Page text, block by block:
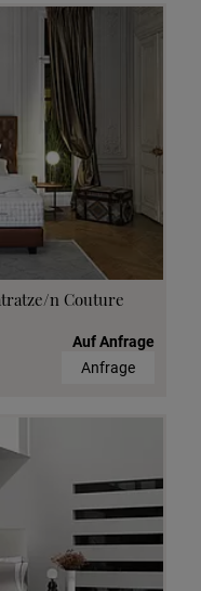
n Couture
Auf Anfrage
Anfrage